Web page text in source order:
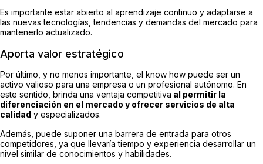
Es importante estar abierto al aprendizaje continuo y adaptarse a
las nuevas tecnologías, tendencias y demandas del mercado para
mantenerlo actualizado.
Aporta valor estratégico
Por último, y no menos importante, el know how puede ser un
activo valioso para una empresa o un profesional autónomo. En
este sentido, brinda una ventaja competitiva al permitir la
diferenciación en el mercado y ofrecer servicios de alta
calidad y especializados.
Además, puede suponer una barrera de entrada para otros
competidores, ya que llevaría tiempo y experiencia desarrollar un
nivel similar de conocimientos y habilidades.